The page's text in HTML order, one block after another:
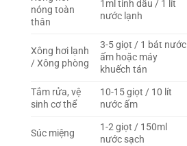
nóng toàn
thân
1ml tinh dầu / 1 lít
nước lạnh
Xông hơi lạnh
/ Xông phòng
3-5 giọt / 1 bát nước
ấm hoặc máy
khuếch tán
Tắm rửa, vệ
sinh cơ thể
10-15 giọt / 10 lít
nước ấm
Súc miệng
1-2 giọt / 150ml
nước sạch